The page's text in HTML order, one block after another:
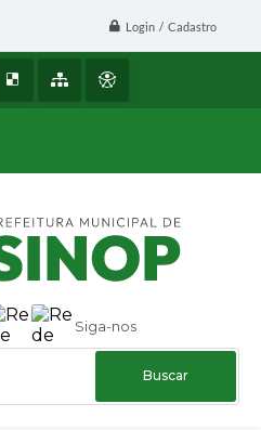
Login / Cadastro
Siga-nos